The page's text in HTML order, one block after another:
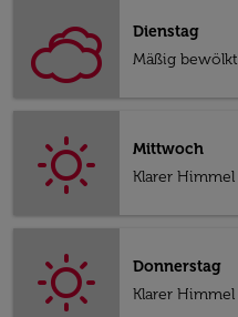
Dienstag
Mäßig bewölkt
Mittwoch
Klarer Himmel
Donnerstag
Klarer Himmel